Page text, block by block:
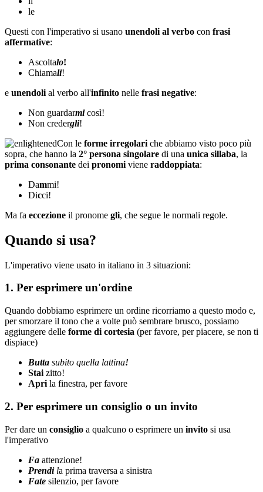
le
Questi con l'imperativo si usano unendoli al verbo con frasi
affermative:
Ascoltalo!
Chiamali!
e unendoli al verbo all'infinito nelle frasi negative:
Non guardarmicosì!
Non credergli!
Con le forme irregolari che abbiamo visto poco più
sopra, che hanno la 2° persona singolare di una unica sillaba, la
prima consonante dei pronomi viene raddoppiata:
Dammi!
Dicci!
Ma fa eccezione il pronome gli, che segue le normali regole.
Quando si usa?
L'imperativo viene usato in italiano in 3 situazioni:
1. Per esprimere un'ordine
Quando dobbiamo esprimere un ordine ricorriamo a questo modo e,
per smorzare il tono che a volte può sembrare brusco, possiamo
aggiungere delle forme di cortesia (per favore, per piacere, se non ti
dispiace)
Butta subito quella lattina!
Stai zitto!
Apri la finestra, per favore
2. Per esprimere un consiglio​ o un invito
Per dare un consiglio a qualcuno o esprimere un invito si usa
l'imperativo
Fa attenzione!
Prendila prima traversa a sinistra
Fate silenzio, per favore